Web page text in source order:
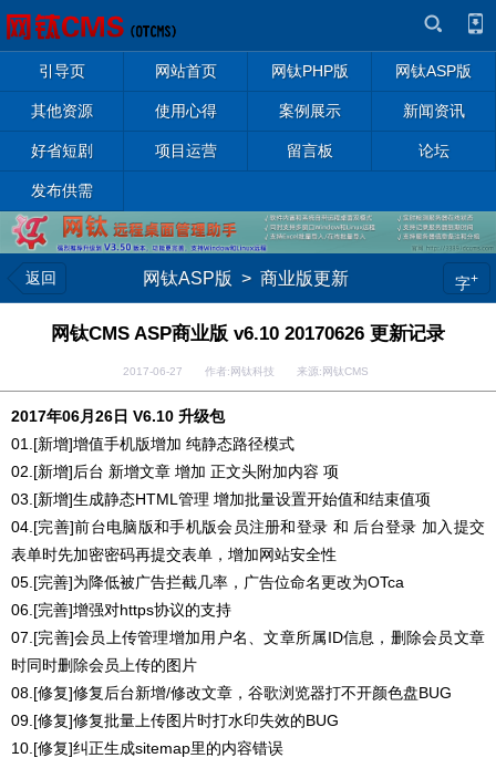
引导页 网站首页 网钛PHP版 网钛ASP版
其他资源 使用心得 案例展示 新闻资讯
好省短剧 项目运营 留言板 论坛
发布供需
返回 网钛ASP版 > 商业版更新 字+
网钛CMS ASP商业版 v6.10 20170626 更新记录
2017-06-27 作者:网钛科技 来源:网钛CMS
2017年06月26日 V6.10 升级包
01.[新增]增值手机版增加 纯静态路径模式
02.[新增]后台 新增文章 增加 正文头附加内容 项
03.[新增]生成静态HTML管理 增加批量设置开始值和结束值项
04.[完善]前台电脑版和手机版会员注册和登录 和 后台登录 加入提交
表单时先加密密码再提交表单，增加网站安全性
05.[完善]为降低被广告拦截几率，广告位命名更改为OTca
06.[完善]增强对https协议的支持
07.[完善]会员上传管理增加用户名、文章所属ID信息，删除会员文章
时同时删除会员上传的图片
08.[修复]修复后台新增/修改文章，谷歌浏览器打不开颜色盘BUG
09.[修复]修复批量上传图片时打水印失效的BUG
10.[修复]纠正生成sitemap里的内容错误